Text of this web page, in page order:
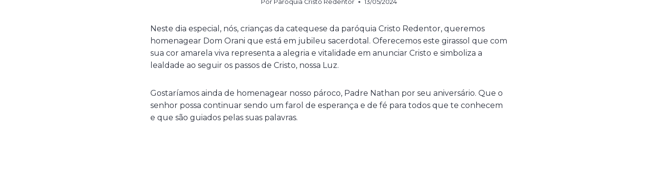
Por Paróquia Cristo Redentor 13/05/2024
Neste dia especial, nós, crianças da catequese da paróquia Cristo Redentor, queremos
homenagear Dom Orani que está em jubileu sacerdotal. Oferecemos este girassol que com
sua cor amarela viva representa a alegria e vitalidade em anunciar Cristo e simboliza a
lealdade ao seguir os passos de Cristo, nossa Luz.
Gostaríamos ainda de homenagear nosso pároco, Padre Nathan por seu aniversário. Que o
senhor possa continuar sendo um farol de esperança e de fé para todos que te conhecem
e que são guiados pelas suas palavras.